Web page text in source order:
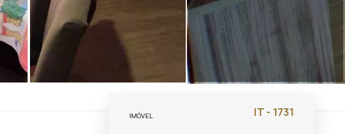
IMÓVEL IT - 1731